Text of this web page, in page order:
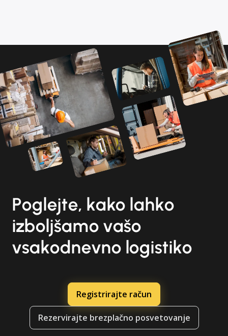
Poglejte, kako lahko
izboljšamo vašo
vsakodnevno logistiko
Registrirajte račun
Rezervirajte brezplačno posvetovanje